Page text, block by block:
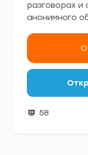
разговорах и
анонимного
58